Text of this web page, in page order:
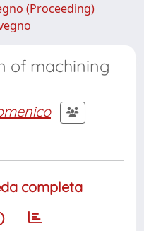
(Proceeding)
of machining
completa